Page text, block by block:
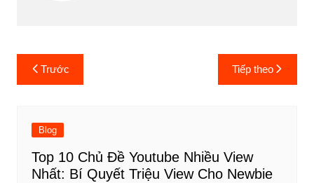
Điều
hướng
viết
Trước Tiếp theo
Blog
Top 10 Chủ Đề Youtube Nhiều View
Nhất: Bí Quyết Triệu View Cho Newbie